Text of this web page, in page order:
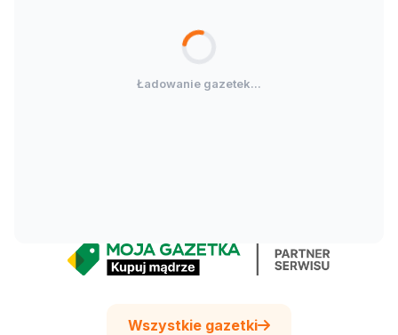
Ładowanie gazetek...
Wszystkie gazetki